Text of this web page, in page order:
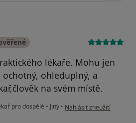
lékaře. Mohu jen
ohleduplný, a
na svém místě.
pro dospělé • Jiný • podle názoru uživatele
Nahlásit zneužití